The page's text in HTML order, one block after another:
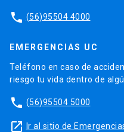
phone (56)95504 4000
EMERGENCIAS UC
Teléfono en caso de
riesgo tu vida dentro de
phone (56)95504 5000
launch Ir al sitio de